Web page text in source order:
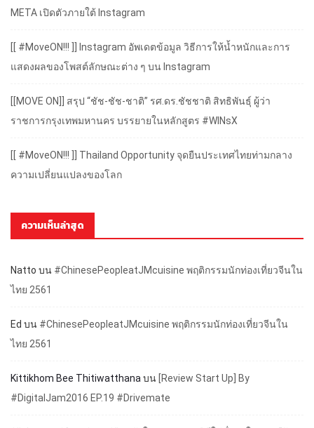
META เปิดตัวภายใต้ Instagram
[[ #MoveON!!! ]] Instagram อัพเดตข้อมูล วิธีการให้น้ำหนักและการ
แสดงผลของโพสต์ลักษณะต่าง ๆ บน Instagram
[[MOVE ON]] สรุป “ชัช-ชัช-ชาติ” รศ.ดร.ชัชชาติ สิทธิพันธุ์ ผู้ว่า
ราชการกรุงเทพมหานคร บรรยายในหลักสูตร #WINsX
[[ #MoveON!!! ]] Thailand Opportunity จุดยืนประเทศไทยท่ามกลาง
ความเปลี่ยนแปลงของโลก
ความเห็นล่าสุด
Natto บน #ChinesePeopleatJMcuisine พฤติกรรมนักท่องเที่ยวจีนใน
ไทย 2561
Ed บน #ChinesePeopleatJMcuisine พฤติกรรมนักท่องเที่ยวจีนใน
ไทย 2561
Kittikhom Bee Thitiwatthana บน [Review Start Up] By
#DigitalJam2016 EP.19 #Drivemate